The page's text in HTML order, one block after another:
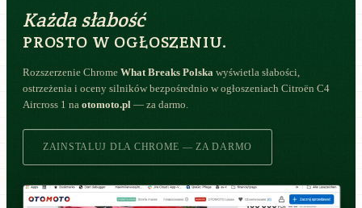
Każda słabość
PROSTO W OGŁOSZENIU.
Rozszerzenie Chrome What Breaks Polska wyświetla słabości,
ostrzeżenia i oceny silników bezpośrednio w ogłoszeniach Citroën C4
Aircross 1 na otomoto.pl — za darmo.
ZAINSTALUJ DLA CHROME — ZA DARMO